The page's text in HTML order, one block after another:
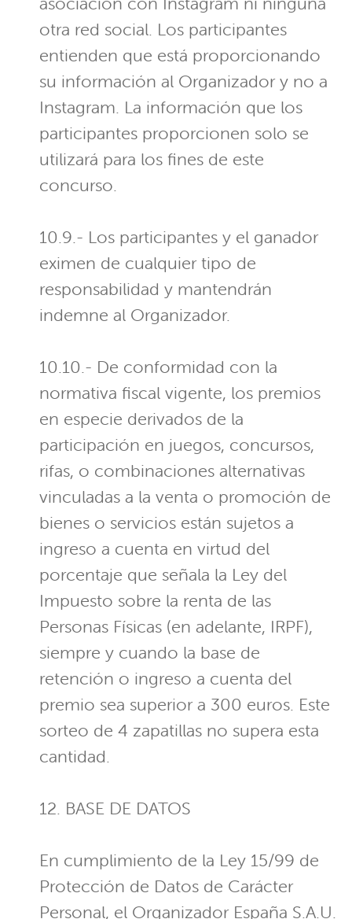
otra red social. Los participantes
entienden que está proporcionando
su información al Organizador y no a
Instagram. La información que los
participantes proporcionen solo se
utilizará para los fines de este
concurso.
10.9.- Los participantes y el ganador
eximen de cualquier tipo de
responsabilidad y mantendrán
indemne al Organizador.
10.10.- De conformidad con la
normativa fiscal vigente, los premios
en especie derivados de la
participación en juegos, concursos,
rifas, o combinaciones alternativas
vinculadas a la venta o promoción de
bienes o servicios están sujetos a
ingreso a cuenta en virtud del
porcentaje que señala la Ley del
Impuesto sobre la renta de las
Personas Físicas (en adelante, IRPF),
siempre y cuando la base de
retención o ingreso a cuenta del
premio sea superior a 300 euros. Este
sorteo de 4 zapatillas no supera esta
cantidad.
12. BASE DE DATOS
En cumplimiento de la Ley 15/99 de
Protección de Datos de Carácter
Personal, el Organizador España S.A.U.